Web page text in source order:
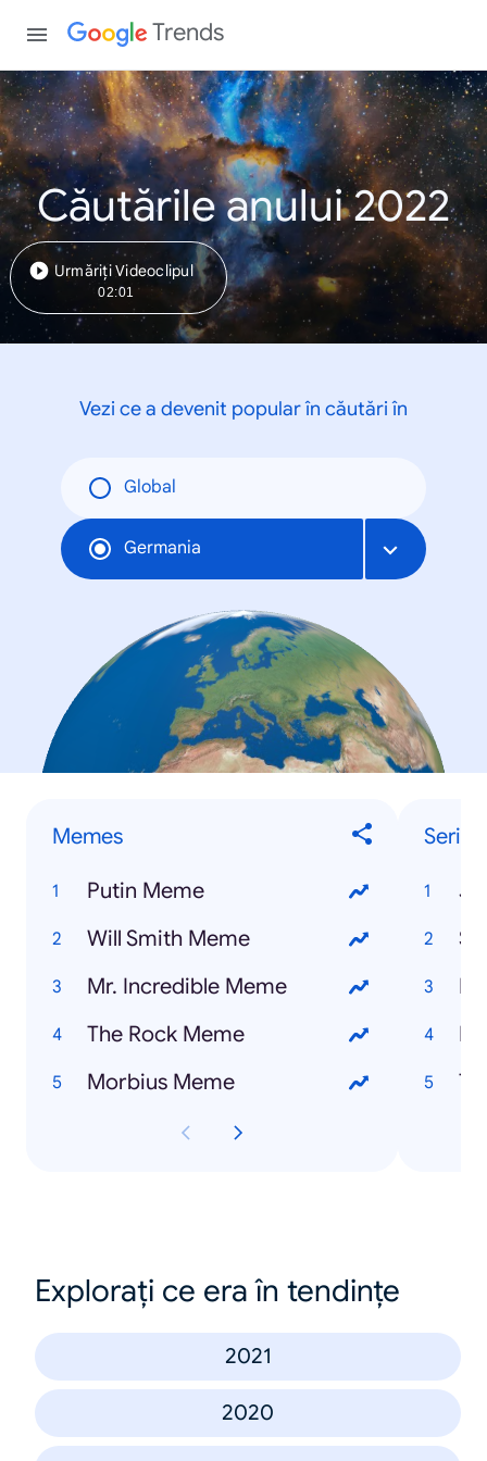
Trends
Căutările anului 2022
Urmăriți Videoclipul
02:01
Vezi ce a devenit popular în căutări în
Global
Germania
Memes
Putin Meme
Will Smith Meme
Mr. Incredible Meme
The Rock Meme
Morbius Meme
Serien
Explorați ce era în tendințe
2021
2020